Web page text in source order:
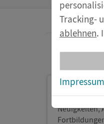
Tracking-
ablehnen.
Impressum
u
S
t
a
i
e
eXperiPost
Neuigkeiten,